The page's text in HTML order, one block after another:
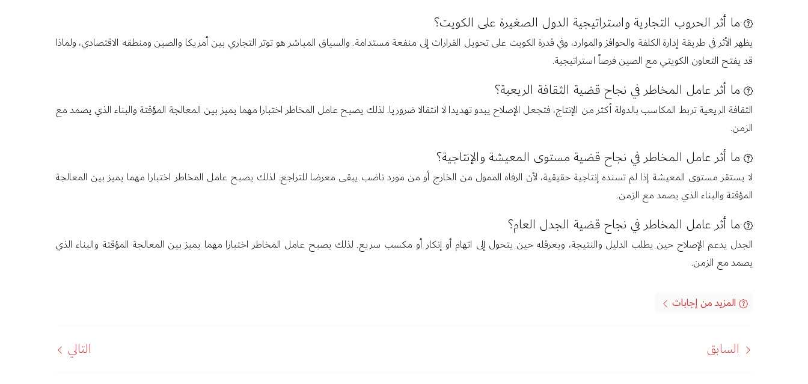
ما أثر الحروب التجارية واستراتيجية الدول الصغيرة على الكويت؟
يظهر الأثر في طريقة إدارة الكلفة والحوافز والموارد، وفي قدرة الكويت على تحويل القرارات إلى منفعة مستدامة. والسياق المباشر هو توتر التجاري بين أمريكا والصين ومنطقه الاقتصادي، ولماذا
قد يفتح التعاون الكويتي مع الصين فرصاً استراتيجية.
ما أثر عامل المخاطر في نجاح قضية الثقافة الريعية؟
الثقافة الريعية تربط المكاسب بالدولة أكثر من الإنتاج، فتجعل الإصلاح يبدو تهديدا لا انتقالا ضروريا. لذلك يصبح عامل المخاطر اختبارا مهما يميز بين المعالجة المؤقتة والبناء الذي يصمد مع
الزمن.
ما أثر عامل المخاطر في نجاح قضية مستوى المعيشة والإنتاجية؟
لا يستقر مستوى المعيشة إذا لم تسنده إنتاجية حقيقية، لأن الرفاه الممول من الخارج أو من مورد ناضب يبقى معرضا للتراجع. لذلك يصبح عامل المخاطر اختبارا مهما يميز بين المعالجة
المؤقتة والبناء الذي يصمد مع الزمن.
ما أثر عامل المخاطر في نجاح قضية الجدل العام؟
الجدل يدعم الإصلاح حين يطلب الدليل والنتيجة، ويعرقله حين يتحول إلى اتهام أو إنكار أو مكسب سريع. لذلك يصبح عامل المخاطر اختبارا مهما يميز بين المعالجة المؤقتة والبناء الذي
يصمد مع الزمن.
المزيد من إجابات
السابق التالي